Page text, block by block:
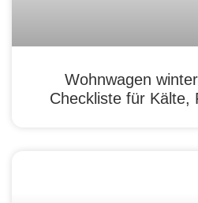
Wohnwagen
Checkliste für Kälte,